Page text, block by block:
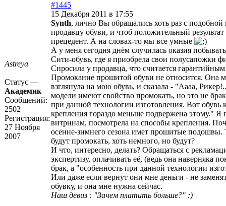
Astreya
Статус —
Академик
Сообщений:
2502
Регистрация:
27 Ноября
2007
#1445
15 Декабря 2011 в 17:55
Synth, лично Вы обращались хоть раз с
продавцу обуви, и чтоб положительный
прецедент. А на словах-то мы все умные
А у меня сегодня днём случилась оказия
Сити-обувь, где я приобрела свои полусапожки
Спросила у продавца, что считается
Промокание прошитой обуви не относится. Она
взглянула на мою обувь, и сказала - "Аааа,
модели имеют свойство промокать, но это не
при данной технологии изготовления. Вот обувь
крепления гораздо меньше подвержена этому." Я
витринам, посмотрела на способы крепления.
осенне-зимнего сезона имет прошитые подошвы.
будут промокать, хоть немного, но будут?
И что, интересно, делать? Обращаться с
экспертизу, оплачивать её, (ведь она наверняка
брак, а "особенность при данной технологии
Или даже если вернут они мне деньги - не
обувку, и она мне нужна сейчас.
Наш девиз : "Зачем платить больше?" :)